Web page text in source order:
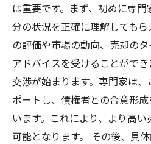
は重要です。まず、初めに専
分の状況を正確に理解しても
の評価や市場の動向、売却の
アドバイスを受けることがで
交渉が始まります。専門家は
ポートし、債権者との合意形
います。これにより、より高
可能となります。 その後、具